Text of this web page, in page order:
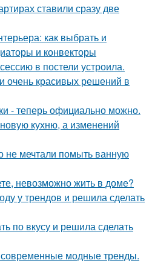
ставили сразу две
как выбрать и
и конвекторы
в постели устроила.
очень красивых решений в
- теперь официально можно.
кухню, а изменений
не мечтали помыть ванную
невозможно жить в доме?
у трендов и решила сделать
по вкусу и решила сделать
модные тренды.